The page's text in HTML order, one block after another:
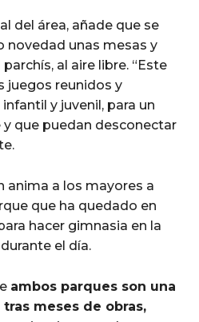
del área, añade que se
novedad unas mesas y
al aire libre. “Este
juegos reunidos y
y juvenil, para un
que puedan desconectar
anima a los mayores a
que ha quedado en
hacer gimnasia en la
el día.
ambos parques son una
meses de obras,